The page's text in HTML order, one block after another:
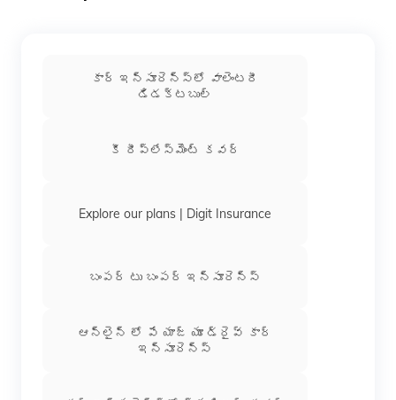
థర్డ్ పార్టీ బాధ్యత
కార్ ఇన్సూరెన్స్‌లో వాలెంటరీ
డిడక్టబుల్
కీ రీప్లేస్‌మెంట్ కవర్
Explore our plans | Digit Insurance
బంపర్‌ టు బంపర్‌ ఇన్సూరెన్స్‌
ఆన్లైన్ లో పే యాజ్ యూ డ్రైవ్ కార్
ఇన్సూరెన్స్